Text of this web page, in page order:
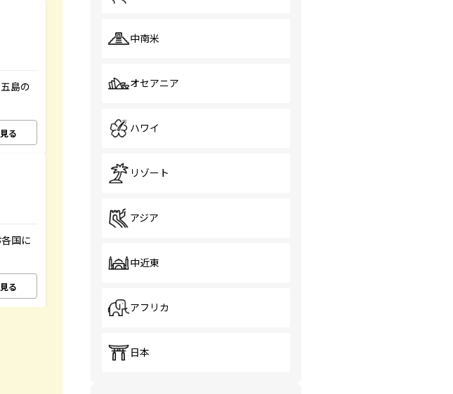
島の
る
国に
る
中南米
オセアニア
ハワイ
リゾート
アジア
中近東
アフリカ
日本